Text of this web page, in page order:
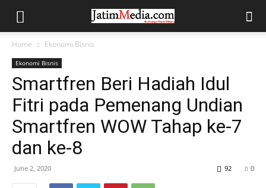
Home Ekonomi Bisnis
Ekonomi Bisnis
Smartfren Beri Hadiah Idul
Fitri pada Pemenang Undian
Smartfren WOW Tahap ke-7
dan ke-8
June 2, 2020 0
92